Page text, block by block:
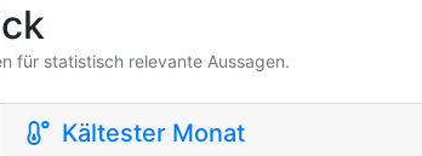
für statistisch relevante Aussagen.
Kältester Monat